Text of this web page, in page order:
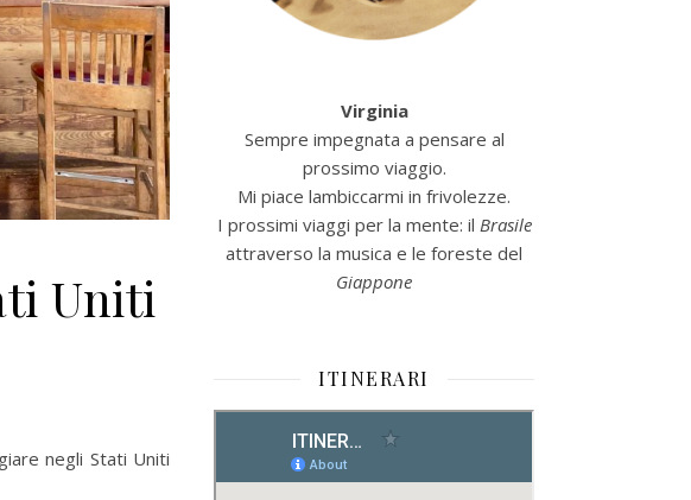
Uniti
negli Stati Uniti
Virginia
Sempre impegnata a pensare al
prossimo viaggio.
Mi piace lambiccarmi in frivolezze.
I prossimi viaggi per la mente: il Brasile
attraverso la musica e le foreste del
Giappone
ITINERARI